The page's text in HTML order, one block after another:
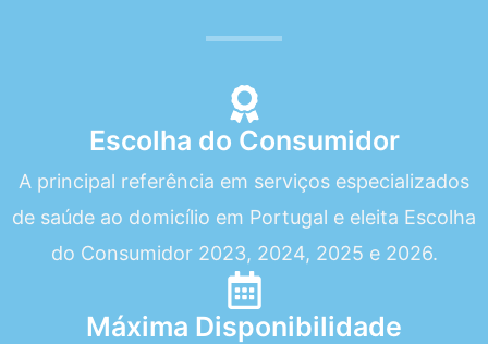
Escolha do Consumidor
A principal referência em serviços especializados
de saúde ao domicílio em Portugal e eleita Escolha
do Consumidor 2023, 2024, 2025 e 2026.
Máxima Disponibilidade